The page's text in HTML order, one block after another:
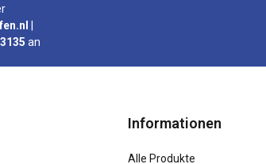
an
Informationen
Alle Produkte